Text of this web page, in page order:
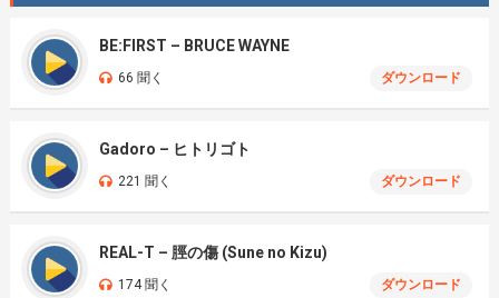
BE:FIRST – BRUCE WAYNE
66 聞く ダウンロード
Gadoro – ヒトリゴト
221 聞く ダウンロード
REAL-T – 脛の傷 (Sune no Kizu)
174 聞く ダウンロード